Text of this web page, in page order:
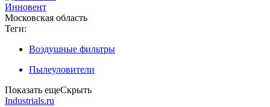
Инновент
Московская область
Теги:
Воздушные фильтры
Пылеуловители
Показать ещеСкрыть
Industrials.ru